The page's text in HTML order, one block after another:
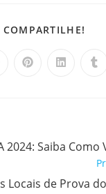
COMPARTILHE!
Abre Abre
2024: Saiba
Locais de Prova do